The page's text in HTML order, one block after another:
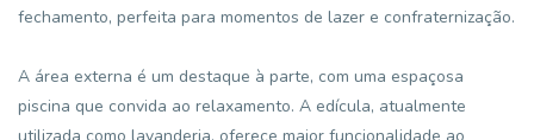
fechamento, perfeita para momentos de lazer e confraternização.
A área externa é um destaque à parte, com uma espaçosa
piscina que convida ao relaxamento. A edícula, atualmente